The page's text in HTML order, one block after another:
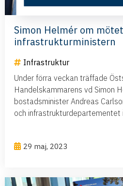
Simon Helmér om
infrastrukturministern
Infrastruktur
Under förra veckan träffade
Handelskammarens vd Simon
bostadsminister Andreas
och infrastrukturdepartementet
29 maj, 2023